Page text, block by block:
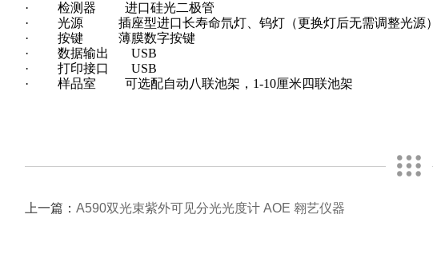
·
检测器 进口硅光二极管
·
光源 插座型进口长寿命氘灯、钨灯（更换灯后无需调整光源）
·
按键 薄膜数字按键
·
数据输出 USB
·
打印接口 USB
·
样品室 可选配自动八联池架，1-10厘米四联池架
上一篇： A590双光束紫外可见分光光度计 AOE 翱艺仪器